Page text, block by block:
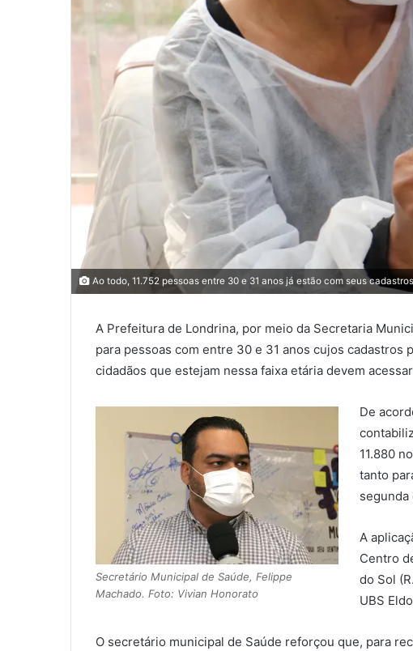
Ao todo, 11.752 pessoas entre 30 e 31 anos já estão com seus
A Prefeitura de Londrina, por meio da Secretaria
para pessoas com entre 30 e 31 anos cujos cadastros
cidadãos que estejam nessa faixa etária devem acessar
Secretário Municipal de Saúde, Felippe
Machado. Foto: Vivian Honorato
De
11.880
tanto
segunda
A
Centro
do Sol
UBS
O secretário municipal de Saúde reforçou que, para
COMPARTILHAMENTOS